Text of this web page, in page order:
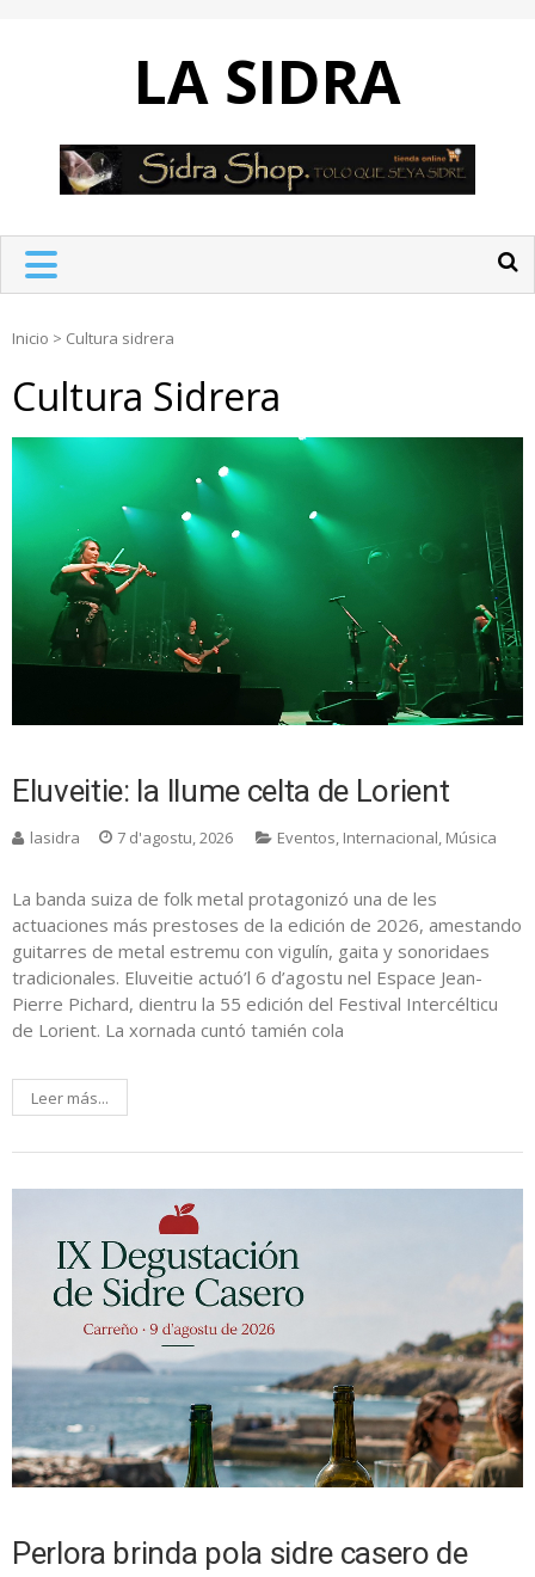
LA SIDRA
Inicio > Cultura sidrera
Cultura Sidrera
Eluveitie: la llume celta de Lorient
lasidra 7 d'agostu, 2026 Eventos, Internacional, Música
La banda suiza de folk metal protagonizó una de les
actuaciones más prestoses de la edición de 2026, amestando
guitarres de metal estremu con vigulín, gaita y sonoridaes
tradicionales. Eluveitie actuó’l 6 d’agostu nel Espace Jean-
Pierre Pichard, dientru la 55 edición del Festival Intercélticu
de Lorient. La xornada cuntó tamién cola
Leer más...
Perlora brinda pola sidre casero de